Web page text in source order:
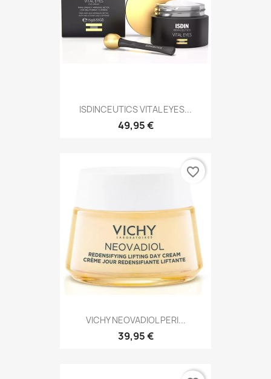
ISDINCEUTICS VITAL EYES...
49,95 €
VICHY NEOVADIOL PERI...
39,95 €
favorite_border